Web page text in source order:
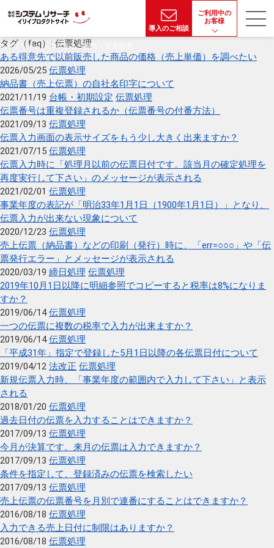
導入のご相談
ご利用中の
お客様
トップページ よくあるご質問
タグ（faq）: 伝票処理
ある得意先で以前販売した商品の価格（売上単価）を調べたい
2026/05/25 伝票処理
納品書（売上伝票）の自社名印字について
2021/11/19 台帳・初期設定 伝票処理
伝票番号は重複登録されるか（伝票番号の付番方法）
2021/09/13 伝票処理
伝票入力画面の表示サイズをもう少し大きく出来ますか？
2021/07/15 伝票処理
伝票入力時に「処理月以前の伝票日付です。該当月の確定処理を
再度実行して下さい」のメッセージが表示される
2021/02/01 伝票処理
事業年度の表記が「明治33年1月1日（1900年1月1日）」となり、
伝票入力が出来ない現象について
2020/12/23 伝票処理
売上伝票（納品書）などの印刷（発行）時に、「err=○○○」や「伝
票発行エラー」とメッセージが表示される
2020/03/19 締日処理 伝票処理
2019年10月1日以降に明細参照でコピーすると税率は8%になりま
すか？
2019/06/14 伝票処理
一つの伝票に複数の税率で入力が出来ますか？
2019/06/14 伝票処理
「平成31年」指定で登録した5月1日以降の各伝票日付について
2019/04/12 法改正 伝票処理
新規伝票入力時、「事業年度の範囲内で入力して下さい」と表示
される
2018/01/20 伝票処理
過去日付の伝票を入力することはできますか？
2017/09/13 伝票処理
今月が決算です。来月の伝票は入力できますか？
2017/09/13 伝票処理
条件を指定して、登録済みの伝票を検索したい
2017/09/13 伝票処理
売上伝票の伝票番号を月別で連番にすることはできますか？
2016/08/18 伝票処理
入力できる売上日付に制限はありますか？
2016/08/18 伝票処理